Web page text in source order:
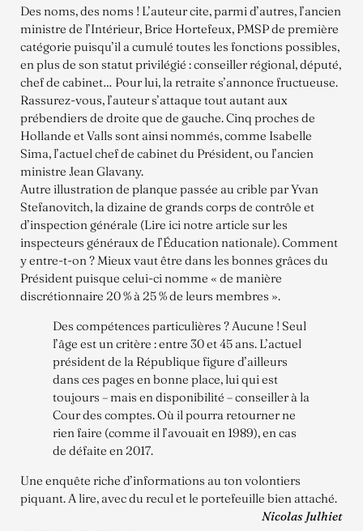
Des noms, des noms ! L’auteur cite, parmi d’autres, l’ancien
ministre de l’Intérieur, Brice Hortefeux, PMSP de première
catégorie puisqu’il a cumulé toutes les fonctions possibles,
en plus de son statut privilégié : conseiller régional, député,
chef de cabinet… Pour lui, la retraite s’annonce fructueuse.
Rassurez-vous, l’auteur s’attaque tout autant aux
prébendiers de droite que de gauche. Cinq proches de
Hollande et Valls sont ainsi nommés, comme Isabelle
Sima, l’actuel chef de cabinet du Président, ou l’ancien
ministre Jean Glavany.
Autre illustration de planque passée au crible par Yvan
Stefanovitch, la dizaine de grands corps de contrôle et
d’inspection générale (Lire ici notre article sur les
inspecteurs généraux de l’Éducation nationale). Comment
y entre-t-on ? Mieux vaut être dans les bonnes grâces du
Président puisque celui-ci nomme « de manière
discrétionnaire 20 % à 25 % de leurs membres ».
Des compétences particulières ? Aucune ! Seul
l’âge est un critère : entre 30 et 45 ans. L’actuel
président de la République figure d’ailleurs
dans ces pages en bonne place, lui qui est
toujours – mais en disponibilité – conseiller à la
Cour des comptes. Où il pourra retourner ne
rien faire (comme il l’avouait en 1989), en cas
de défaite en 2017.
Une enquête riche d’informations au ton volontiers
piquant. A lire, avec du recul et le portefeuille bien attaché.
Nicolas Julhiet